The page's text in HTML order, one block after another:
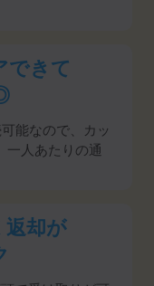
できて
能なので、カッ
一人あたりの通
返却が